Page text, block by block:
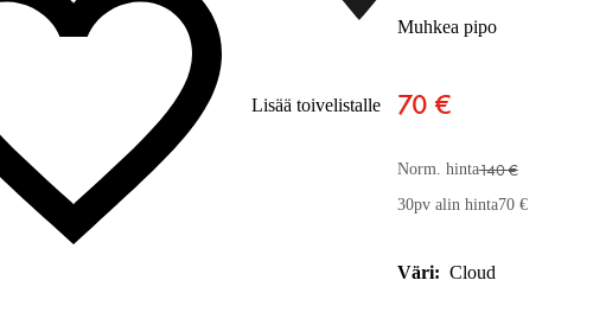
Lisää toivelistalle
Muhkea pipo
70 €
Norm. hinta140 €
30pv alin hinta70 €
Väri: Cloud